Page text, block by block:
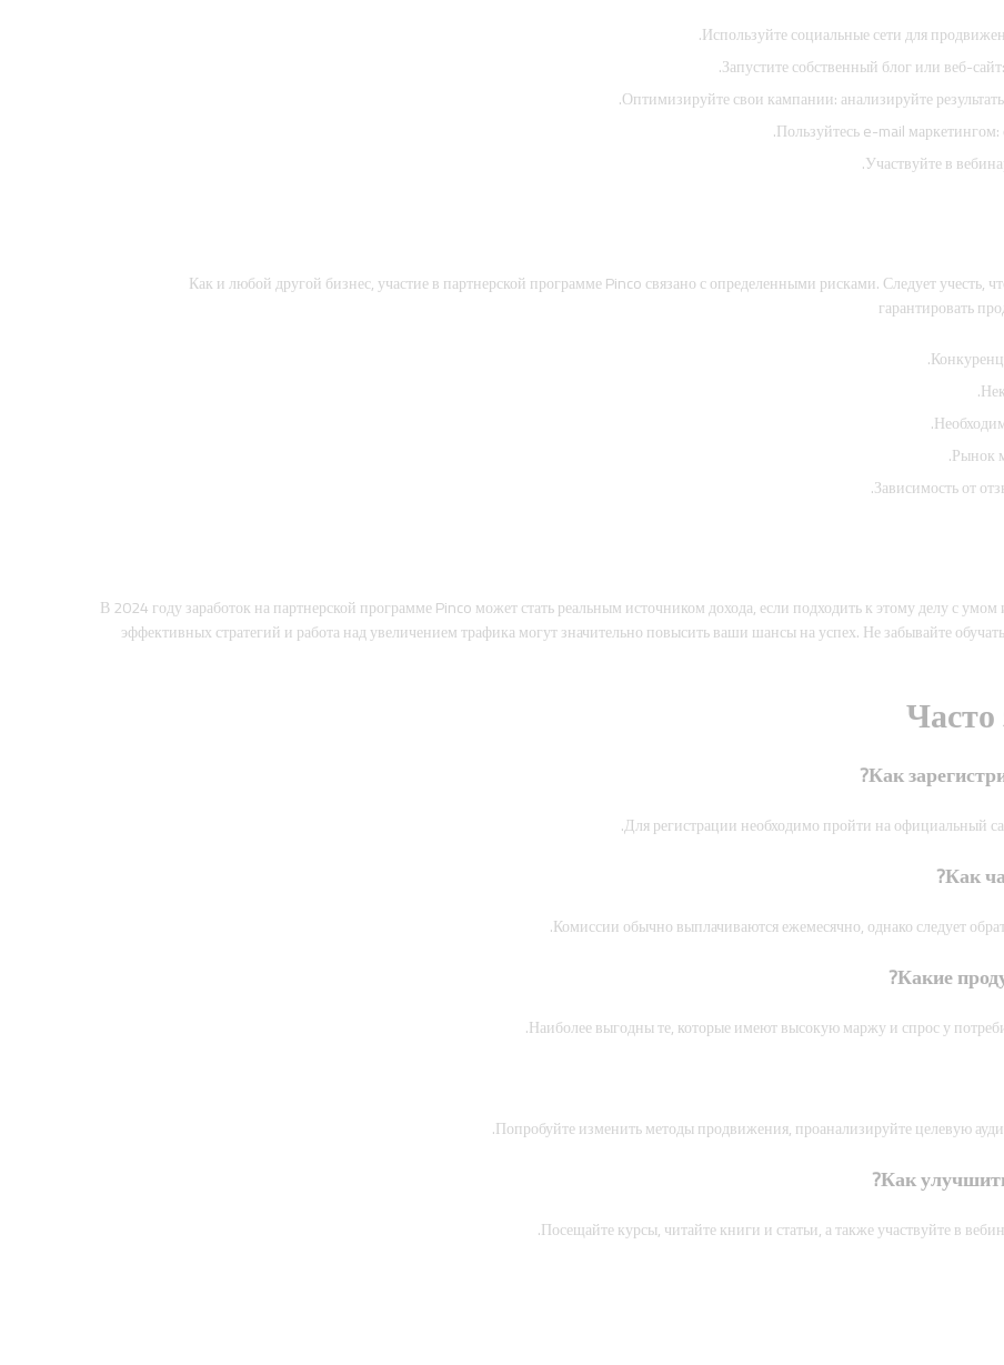
Используйте социальные сети для
Запустите собственный блог или веб-
Оптимизируйте свои кампании: анализируйте
Пользуйтесь e-mail
Участвуйте в
Как и любой другой бизнес, участие в партнерской программе Pinco связано с определенными рисками. Следует учесть,
гарантировать
Рынок
Зависимость от
В 2024 году заработок на партнерской программе Pinco может стать реальным источником дохода, если подходить к этому делу с
эффективных стратегий и работа над увеличением трафика могут значительно повысить ваши шансы на успех. Не забывайте
Для регистрации необходимо пройти на официальный
Комиссии обычно выплачиваются ежемесячно, однако следует
Наиболее выгодны те, которые имеют высокую маржу и спрос у
Попробуйте изменить методы продвижения, проанализируйте целевую
Посещайте курсы, читайте книги и статьи, а также участвуйте в